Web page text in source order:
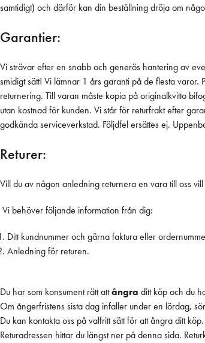
samtidigt) och därför kan din beställning dröja om
Garantier:
Vi strävar efter en snabb och generös hantering av
smidigt sätt! Vi lämnar 1 års garanti på de flesta
returnering. Till varan måste kopia på originalkvitto
utan kostnad för kunden. Vi står för returfrakt efter
godkända serviceverkstad. Följdfel ersättes ej.
Returer:
Vill du av någon anledning returnera en vara till oss
Vi behöver följande information från dig:
Ditt kundnummer och gärna faktura eller
Anledning för returen.
Du har som konsument rätt attångra ditt köp och du
Om ångerfristens sista dag infaller under en lördag,
Du kan kontakta oss på valfritt sätt för att ångra ditt
Returadressen hittar du längst ner på denna sida.